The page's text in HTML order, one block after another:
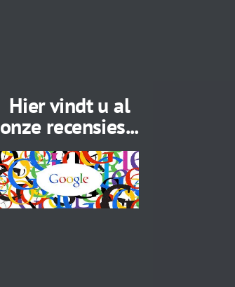
Hier vindt u al
onze recensies...